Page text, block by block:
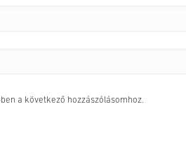
a következő hozzászólásomhoz.